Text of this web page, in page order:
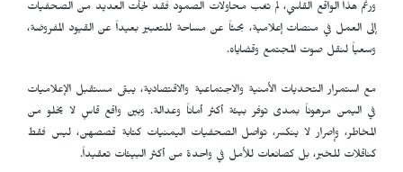
ورغم هذا الواقع القاسي، لم تغب محاولات الصمود فقد لجأت العديد من الصحفيات
إلى العمل في منصات إعلامية، بحثاً عن مساحة للتعبير بعيداً عن القيود المفروضة،
وسعياً لنقل صوت المجتمع وقضاياه.
مع استمرار التحديات الأمنية والاجتماعية والاقتصادية، يبقى مستقبل الإعلاميات
في اليمن مرهوناً بمدى توفر بيئة أكثر أماناً وعدالة. وبين واقع قاسٍ لا يخلو من
المخاطر، وإصرار لا ينكسر، تواصل الصحفيات اليمنيات كتابة قصصهن، ليس فقط
كناقلات للخبر، بل كصانعات للأمل في واحدة من أكثر البيئات تعقيداً.